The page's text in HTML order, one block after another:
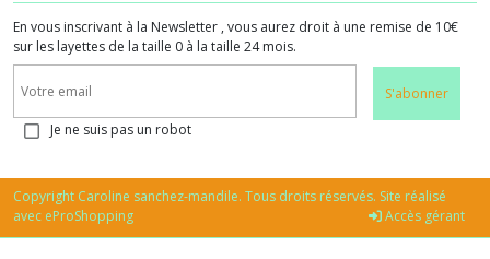
En vous inscrivant à la Newsletter , vous aurez droit à une remise de 10€
sur les layettes de la taille 0 à la taille 24 mois.
S'abonner
Je ne suis pas un robot
Copyright Caroline sanchez-mandile. Tous droits réservés. Site réalisé
avec eProShopping Accès gérant